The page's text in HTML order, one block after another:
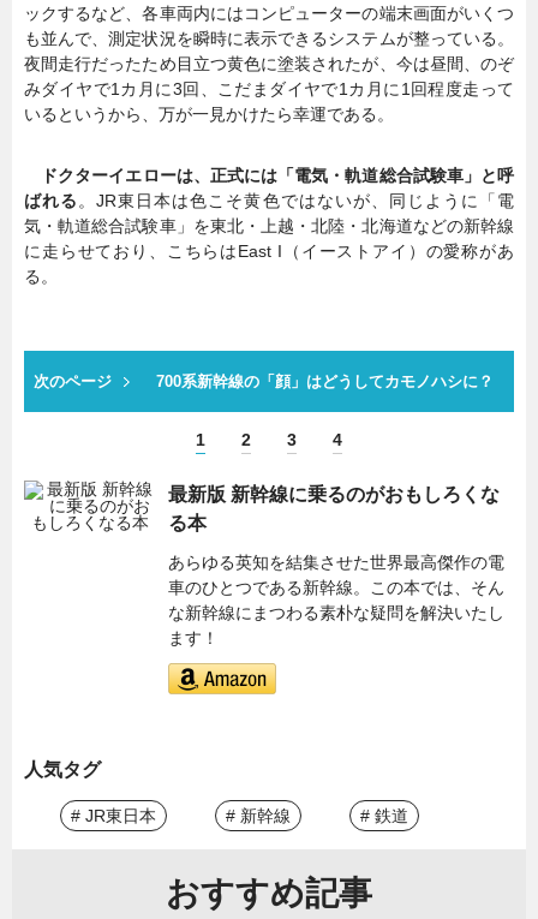
ックするなど、各車両内にはコンピューターの端末画面がいくつ
も並んで、測定状況を瞬時に表示できるシステムが整っている。
夜間走行だったため目立つ黄色に塗装されたが、今は昼間、のぞ
みダイヤで1カ月に3回、こだまダイヤで1カ月に1回程度走って
いるというから、万が一見かけたら幸運である。
ドクターイエローは、正式には「電気・軌道総合試験車」と呼
ばれる。JR東日本は色こそ黄色ではないが、同じように「電
気・軌道総合試験車」を東北・上越・北陸・北海道などの新幹線
に走らせており、こちらはEast I（イーストアイ）の愛称があ
る。
次のページ 700系新幹線の「顔」はどうしてカモノハシに？
1 2 3 4
最新版 新幹線に乗るのがおもしろくな
る本
あらゆる英知を結集させた世界最高傑作の電
車のひとつである新幹線。この本では、そん
な新幹線にまつわる素朴な疑問を解決いたし
ます！
人気タグ
# JR東日本 # 新幹線 # 鉄道
おすすめ記事